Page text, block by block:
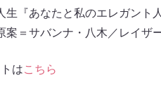
生『あなたと私のエレガント人
＝サバンナ・八木／レイザ
はこちら